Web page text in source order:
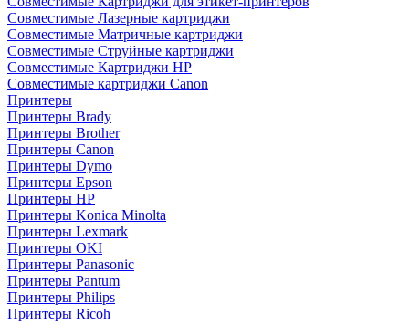
Совместимые Лазерные картриджи
Совместимые Матричные картриджи
Совместимые Струйные картриджи
Совместимые Картриджи HP
Совместимые картриджи Canon
Принтеры
Принтеры Brady
Принтеры Brother
Принтеры Canon
Принтеры Dymo
Принтеры Epson
Принтеры HP
Принтеры Konica Minolta
Принтеры Lexmark
Принтеры OKI
Принтеры Panasonic
Принтеры Pantum
Принтеры Philips
Принтеры Ricoh